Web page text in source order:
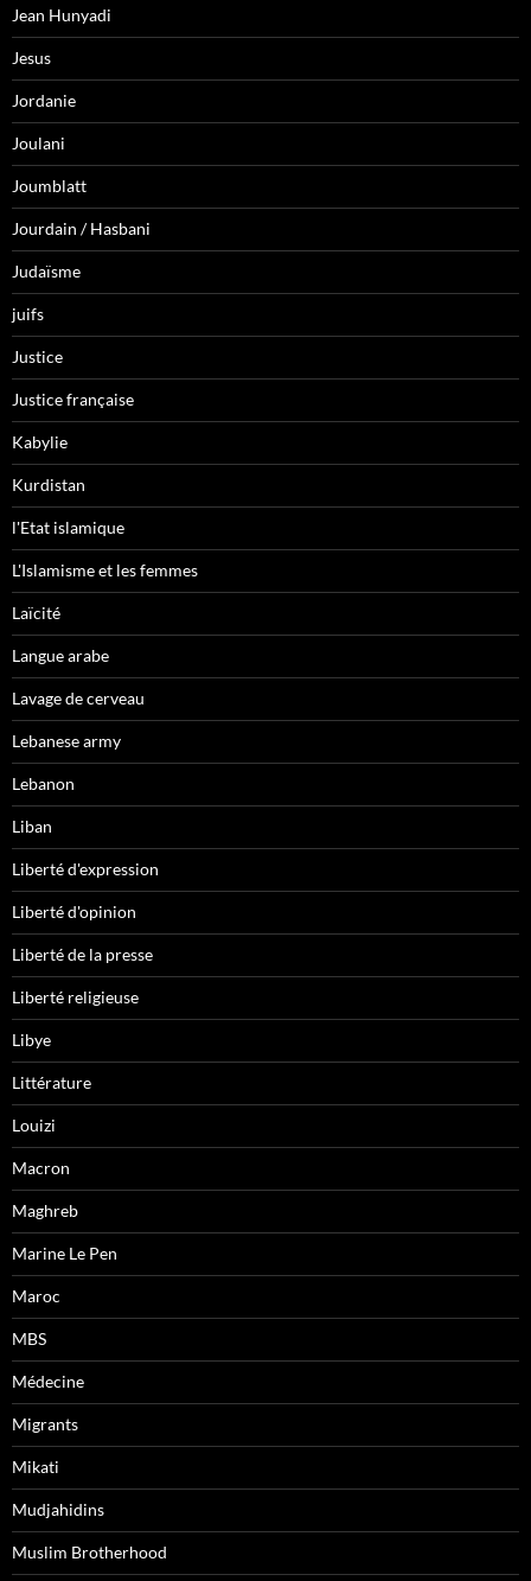
Jean Hunyadi
Jesus
Jordanie
Joulani
Joumblatt
Jourdain / Hasbani
Judaïsme
juifs
Justice
Justice française
Kabylie
Kurdistan
l'Etat islamique
L'Islamisme et les femmes
Laïcité
Langue arabe
Lavage de cerveau
Lebanese army
Lebanon
Liban
Liberté d'expression
Liberté d'opinion
Liberté de la presse
Liberté religieuse
Libye
Littérature
Louizi
Macron
Maghreb
Marine Le Pen
Maroc
MBS
Médecine
Migrants
Mikati
Mudjahidins
Muslim Brotherhood